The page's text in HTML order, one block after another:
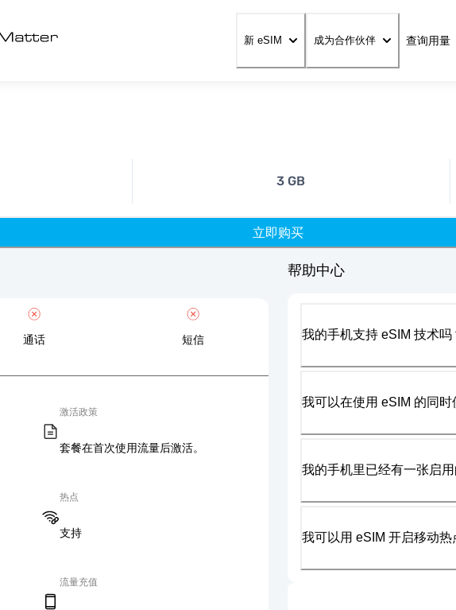
新 eSIM 成为合作伙伴 查询用量
3 GB
立即购买
通话 短信
激活政策
套餐在首次使用流量后激活。
热点
支持
流量充值
帮助中心
我的手机支持 eSIM 技术吗
我可以在使用 eSIM 的同时
我的手机里已经有一张启
我可以用 eSIM 开启移动热